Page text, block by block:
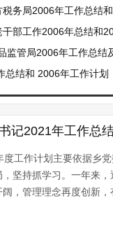
2006年工作总结和2006年工
作2006年总结和2006年工
2006年工作总结及2006年
总结和 2006年工作计划
书记2021年工作总
度工作计划主要依据乡
，坚持抓学习。一年来
，管理理念再度创新